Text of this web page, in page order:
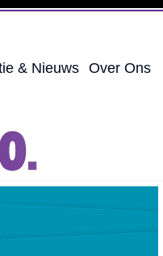
& Nieuws Over Ons